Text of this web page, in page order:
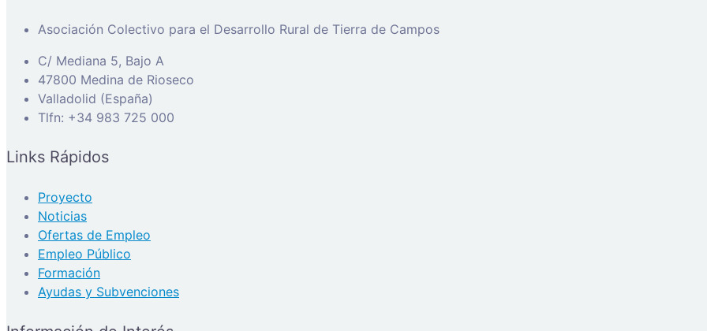
Asociación Colectivo para el Desarrollo Rural de Tierra de Campos
C/ Mediana 5, Bajo A
47800 Medina de Rioseco
Valladolid (España)
Tlfn: +34 983 725 000
Links Rápidos
Proyecto
Noticias
Ofertas de Empleo
Empleo Público
Formación
Ayudas y Subvenciones